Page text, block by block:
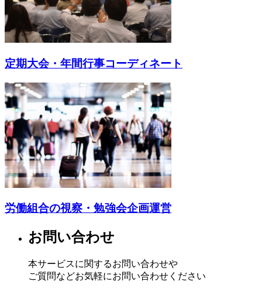
定期大会・年間行事コーディネート
労働組合の視察・勉強会企画運営
お問い合わせ
本サービスに関するお問い合わせや
ご質問などお気軽にお問い合わせください